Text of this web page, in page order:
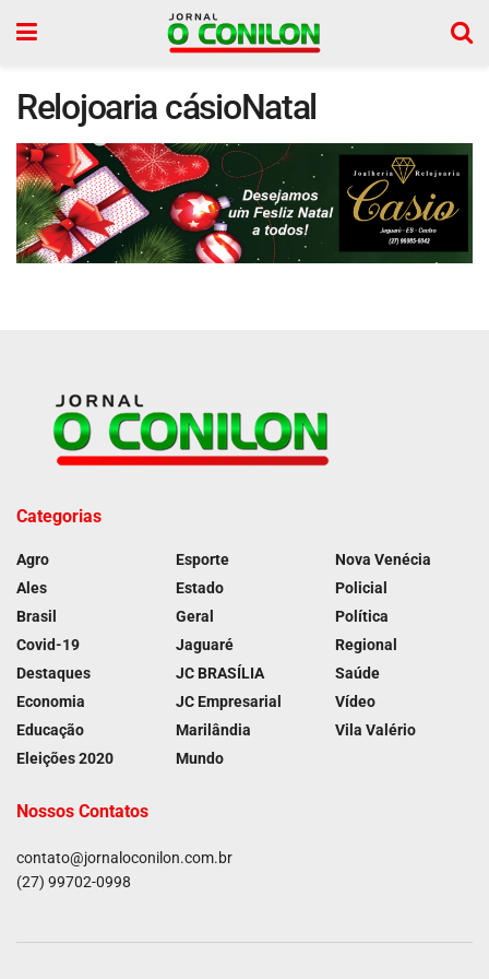
Relojoaria cásioNatal
Categorias
Agro
Ales
Brasil
Covid-19
Destaques
Economia
Educação
Eleições 2020
Esporte
Estado
Geral
Jaguaré
JC BRASÍLIA
JC Empresarial
Marilândia
Mundo
Nova Venécia
Policial
Política
Regional
Saúde
Vídeo
Vila Valério
Nossos Contatos
contato@jornaloconilon.com.br
(27) 99702-0998